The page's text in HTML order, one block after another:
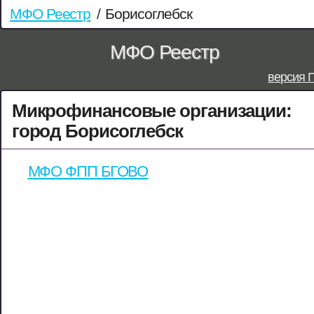
МФО Реестр / Борисоглебск
МФО Реестр
версия
Микрофинансовые организации:
город Борисоглебск
МФО ФПП БГОВО